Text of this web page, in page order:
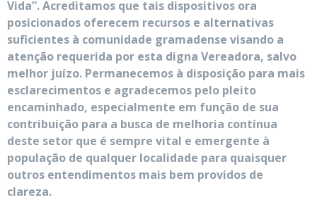
Vida”. Acreditamos que tais dispositivos ora
posicionados oferecem recursos e alternativas
suficientes à comunidade gramadense visando a
atenção requerida por esta digna Vereadora, salvo
melhor juízo. Permanecemos à disposição para mais
esclarecimentos e agradecemos pelo pleito
encaminhado, especialmente em função de sua
contribuição para a busca de melhoria contínua
deste setor que é sempre vital e emergente à
população de qualquer localidade para quaisquer
outros entendimentos mais bem providos de
clareza.